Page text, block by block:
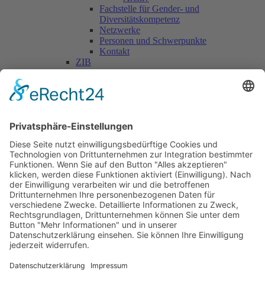
Fachstelle für Gender- und
Diversitätskompetenz
Netzwerke
Personen und Schwerpunkte
Kontakt
ZIB
Päd. Praktische Studien
Personen
Nationale Kooperationen
L.E.V.
Nachlese
Soziales Engagement
Materialien und Links
Personen
Kontakt
ÖKOLOG/PILGRIM
Aktuelles
Materialien & Links
Landes-ARGE-Lehrer:innengesundheit